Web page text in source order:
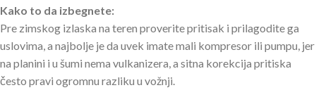
Kako to da izbegnete:
Pre zimskog izlaska na teren proverite pritisak i prilagodite ga
uslovima, a najbolje je da uvek imate mali kompresor ili pumpu, jer
na planini i u šumi nema vulkanizera, a sitna korekcija pritiska
često pravi ogromnu razliku u vožnji.